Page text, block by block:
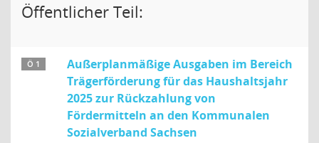
Öffentlicher Teil:
Ö 1
Außerplanmäßige Ausgaben im Bereich
Trägerförderung für das Haushaltsjahr
2025 zur Rückzahlung von
Fördermitteln an den Kommunalen
Sozialverband Sachsen